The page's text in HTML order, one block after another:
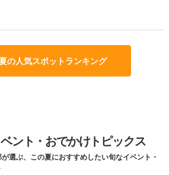
の人気スポットランキング
ント・おでかけトピックス
選ぶ、この夏におすすめしたい旬なイベント・